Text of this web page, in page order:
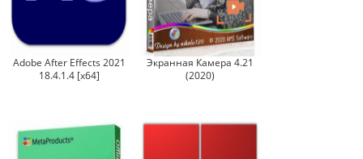
Adobe After Effects 2021
18.4.1.4 [x64]
Экранная Камера 4.21
(2020)